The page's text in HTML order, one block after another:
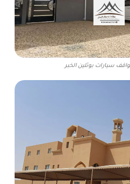
سيارات بوثلين الخبر